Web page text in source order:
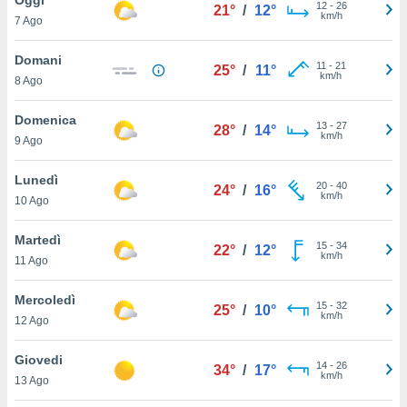
è
al sito
di
ci
di
il
un
la
nella
7 Ago
21° / 12° 12- 26
km/h
Domani
8 Ago
25° / 11° 11 - 21
km/h
Domenica
9 Ago
28° / 14° 13- 27
km/h
Lunedì
10 Ago
24° / 16° 20- 40
km/h
Martedì
11 Ago
22° / 12° 15- 34
km/h
Mercoledì
12 Ago
25° / 10° 15- 32
km/h
Giovedi
13 Ago
34° / 17° 14- 26
km/h